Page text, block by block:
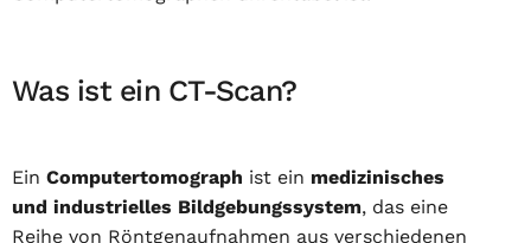
Was ist ein CT-Scan?
Ein Computertomograph ist ein medizinisches
und industrielles Bildgebungssystem, das eine
Reihe von Röntgenaufnahmen aus verschiedenen